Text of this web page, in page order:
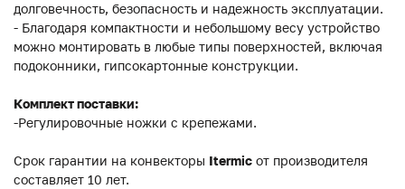
долговечность, безопасность и надежность эксплуатации.
- Благодаря компактности и небольшому весу устройство
можно монтировать в любые типы поверхностей, включая
подоконники, гипсокартонные конструкции.
Комплект поставки:
-Регулировочные ножки с крепежами.
Срок гарантии на конвекторы Itermic от производителя
составляет 10 лет.